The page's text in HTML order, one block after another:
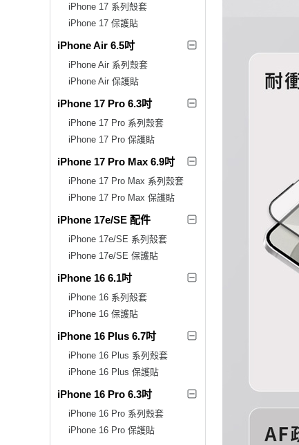
iPhone 17 系列殼套
iPhone 17 保護貼
iPhone Air 6.5吋
iPhone Air 系列殼套
iPhone Air 保護貼
iPhone 17 Pro 6.3吋
iPhone 17 Pro 系列殼套
iPhone 17 Pro 保護貼
iPhone 17 Pro Max 6.9吋
iPhone 17 Pro Max 系列殼套
iPhone 17 Pro Max 保護貼
iPhone 17e/SE 配件
iPhone 17e/SE 系列殼套
iPhone 17e/SE 保護貼
iPhone 16 6.1吋
iPhone 16 系列殼套
iPhone 16 保護貼
iPhone 16 Plus 6.7吋
iPhone 16 Plus 系列殼套
iPhone 16 Plus 保護貼
iPhone 16 Pro 6.3吋
iPhone 16 Pro 系列殼套
iPhone 16 Pro 保護貼